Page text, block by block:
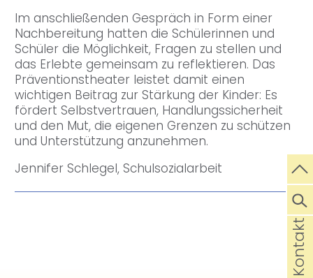
Im anschließenden Gespräch in Form einer
Nachbereitung hatten die Schülerinnen und
Schüler die Möglichkeit, Fragen zu stellen und
das Erlebte gemeinsam zu reflektieren. Das
Präventionstheater leistet damit einen
wichtigen Beitrag zur Stärkung der Kinder: Es
fördert Selbstvertrauen, Handlungssicherheit
und den Mut, die eigenen Grenzen zu schützen
und Unterstützung anzunehmen.
Jennifer Schlegel, Schulsozialarbeit
Kontakt